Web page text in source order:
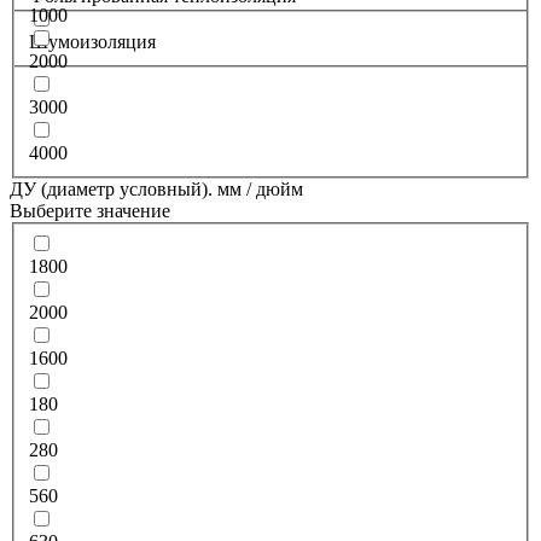
Шумоизоляция
1000
2000
3000
4000
ДУ (диаметр условный). мм / дюйм
Выберите значение
1800
2000
1600
180
280
560